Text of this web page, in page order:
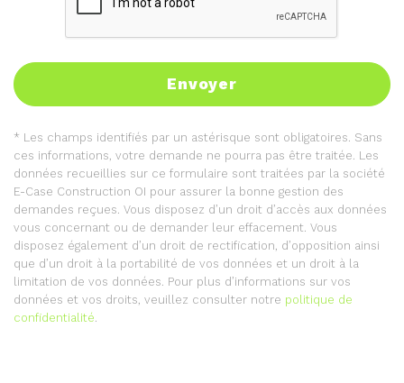
* Les champs identifiés par un astérisque sont obligatoires. Sans
ces informations, votre demande ne pourra pas être traitée. Les
données recueillies sur ce formulaire sont traitées par la société
E-Case Construction OI pour assurer la bonne gestion des
demandes reçues. Vous disposez d’un droit d’accès aux données
vous concernant ou de demander leur effacement. Vous
disposez également d’un droit de rectification, d’opposition ainsi
que d’un droit à la portabilité de vos données et un droit à la
limitation de vos données. Pour plus d’informations sur vos
données et vos droits, veuillez consulter notre politique de
confidentialité